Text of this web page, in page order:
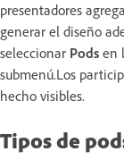
presentadores
generar el diseño
seleccionar Pods en
submenú.Los
hecho visibles.
Tipos de